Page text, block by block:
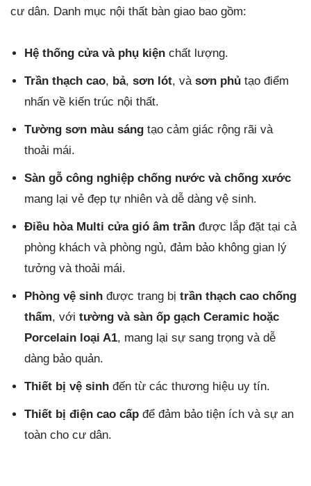
cư dân. Danh mục nội thất bàn giao bao gồm:
Hệ thống cửa và phụ kiện chất lượng.
Trần thạch cao, bả, sơn lót, và sơn phủ tạo điểm
nhấn về kiến trúc nội thất.
Tường sơn màu sáng tạo cảm giác rộng rãi và
thoải mái.
Sàn gỗ công nghiệp chống nước và chống xước
mang lại vẻ đẹp tự nhiên và dễ dàng vệ sinh.
Điều hòa Multi cửa gió âm trần được lắp đặt tại cả
phòng khách và phòng ngủ, đảm bảo không gian lý
tưởng và thoải mái.
Phòng vệ sinh được trang bị trần thạch cao chống
thấm, với tường và sàn ốp gạch Ceramic hoặc
Porcelain loại A1, mang lại sự sang trọng và dễ
dàng bảo quản.
Thiết bị vệ sinh đến từ các thương hiệu uy tín.
Thiết bị điện cao cấp để đảm bảo tiện ích và sự an
toàn cho cư dân.